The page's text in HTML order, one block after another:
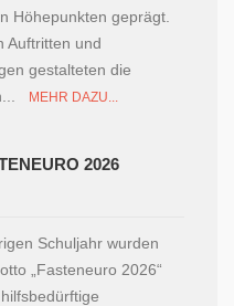
Höhepunkten geprägt.
Auftritten und
gestalteten die
MEHR DAZU...
2026
Schuljahr wurden
„Fasteneuro 2026“